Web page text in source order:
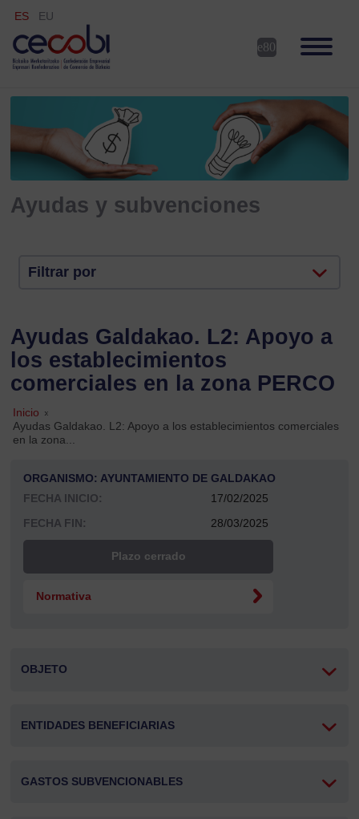
ES EU
Ayudas y subvenciones
Filtrar por
Ayudas Galdakao. L2: Apoyo a
los establecimientos
comerciales en la zona PERCO
Inicio »
Ayudas Galdakao. L2: Apoyo a los establecimientos comerciales
en la zona...
ORGANISMO: AYUNTAMIENTO DE GALDAKAO
FECHA INICIO:
17/02/2025
FECHA FIN:
28/03/2025
Plazo cerrado
Normativa
OBJETO
ENTIDADES BENEFICIARIAS
GASTOS SUBVENCIONABLES